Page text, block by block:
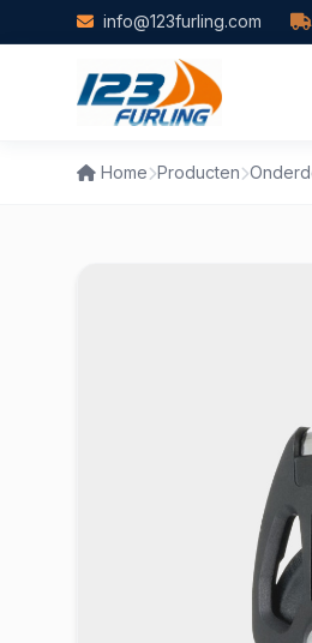
Skip to main content
info@123furling.com
Home Producten